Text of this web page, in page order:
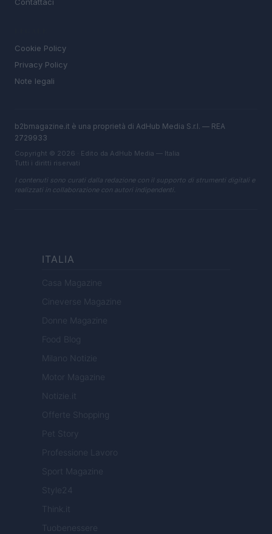
Contattaci
Cookie Policy
Privacy Policy
Note legali
b2bmagazine.it è una proprietà di AdHub Media S.r.l. — REA
2729933
Copyright © 2026 · Edito da AdHub Media — Italia
Tutti i diritti riservati
I contenuti sono curati dalla redazione con il supporto di strumenti digitali e
realizzati in collaborazione con autori indipendenti.
ITALIA
Casa Magazine
Cineverse Magazine
Donne Magazine
Food Blog
Milano Notizie
Motor Magazine
Notizie.it
Offerte Shopping
Pet Story
Professione Lavoro
Sport Magazine
Style24
Think.it
Tuobenessere